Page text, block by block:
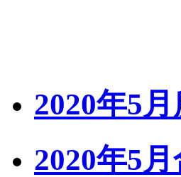
2020年5
2020年5